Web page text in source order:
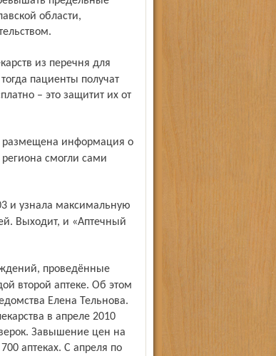
области,
пациенты получат
– это защитит их от
смогли сами
Выходит, и «Аптечный
второй аптеке. Об этом
Елена Тельнова.
в апреле 2010
Завышение цен на
аптеках. С апреля по